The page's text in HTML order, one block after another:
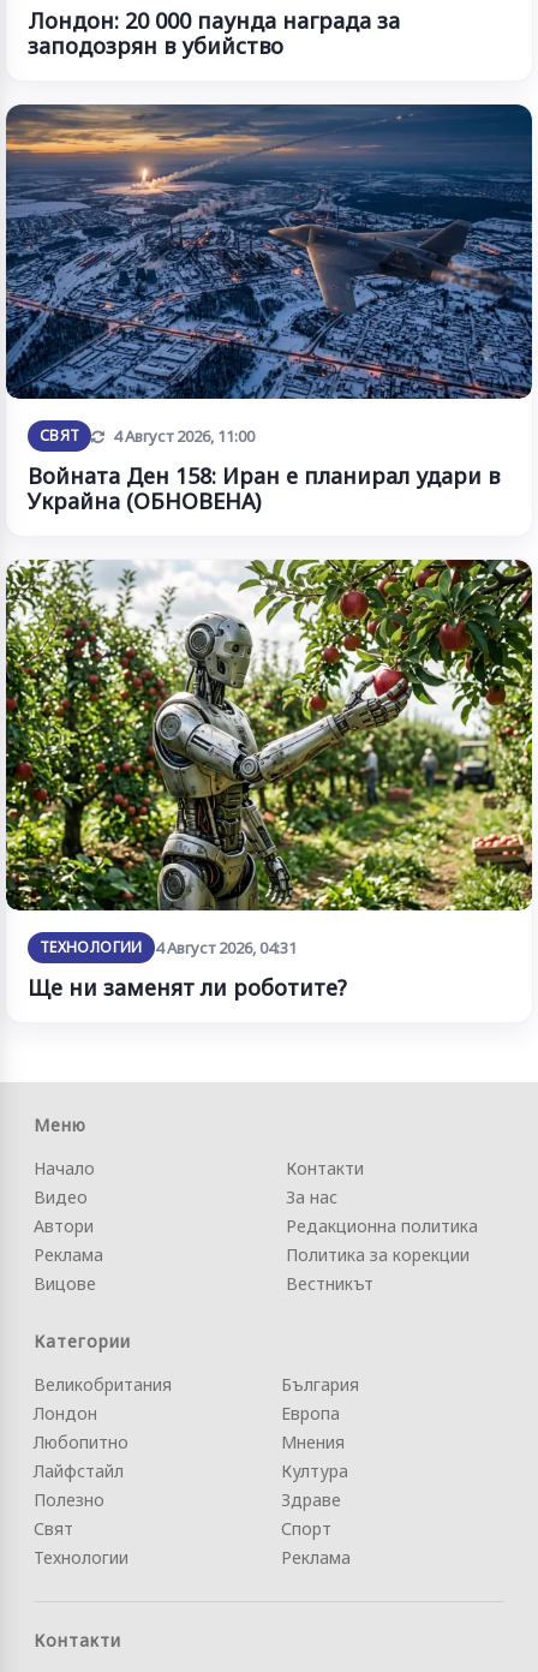
Лондон: 20 000 паунда награда за
заподозрян в убийство
СВЯТ Обновена
4 Август 2026, 11:00
Войната Ден 158: Иран е планирал удари в
Украйна (ОБНОВЕНА)
ТЕХНОЛОГИИ 4 Август 2026, 04:31
Ще ни заменят ли роботите?
Меню
Начало
Видео
Автори
Реклама
Вицове
Контакти
За нас
Редакционна политика
Политика за корекции
Вестникът
Категории
Великобритания
Лондон
Любопитно
Лайфстайл
Полезно
Свят
Технологии
България
Европа
Мнения
Култура
Здраве
Спорт
Реклама
Контакти